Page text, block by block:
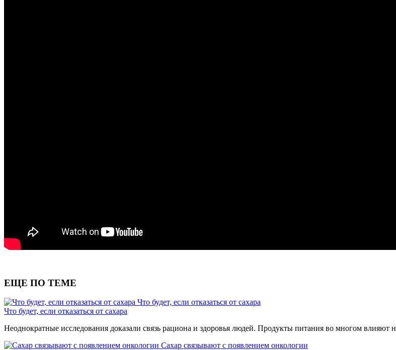
ЕЩЕ ПО ТЕМЕ
Что будет, если отказаться от сахара
Что будет, если отказаться от сахара
Неоднократные исследования доказали связь рациона и здоровья людей. Продукты питания во многом влияют
Сахар связывают с появлением онкологии